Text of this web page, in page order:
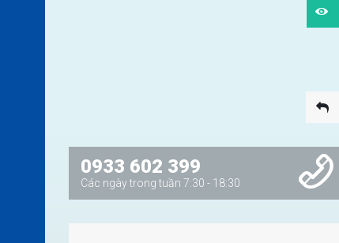
0933 602 399
Các ngày trong tuần 7:30 - 18:30